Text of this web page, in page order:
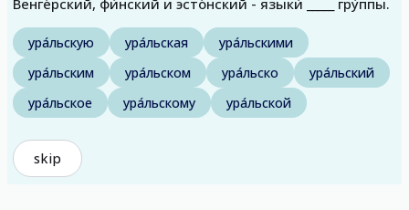
Венге́рский, фи́нский и эсто́нский - языки́ _____ гру́ппы.
ура́льскую ура́льская
ура́льскими
ура́льским
ура́льском ура́льско
ура́льский
ура́льское
ура́льскому ура́льской
skip